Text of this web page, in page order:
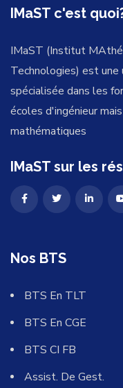
IMaST c'est
IMaST (Institut
Technologies) est
spécialisée dans les
écoles d'ingénieur
mathématiques
IMaST sur les
Nos BTS
BTS En TLT
BTS En CGE
BTS CI FB
Assist. De Gest.